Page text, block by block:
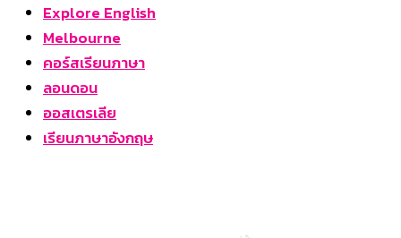
Explore English
Melbourne
คอร์สเรียนภาษา
ลอนดอน
ออสเตรเลีย
เรียนภาษาอังกฤษ